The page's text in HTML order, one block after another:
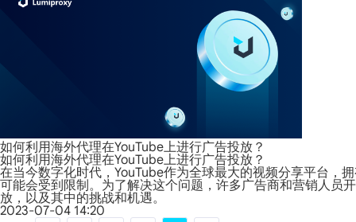
如何利用海外代理在YouTube上进行广告投放？
如何利用海外代理在YouTube上进行广告投放？
在当今数字化时代，YouTube作为全球最大的视频分享平台，
可能会受到限制。为了解决这个问题，许多广告商和营销人员
放，以及其中的挑战和机遇。
2023-07-04 14:20